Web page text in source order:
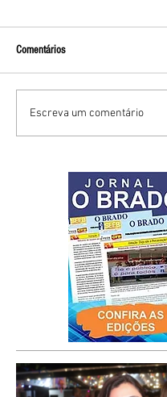
Comentários
Escreva um comentário